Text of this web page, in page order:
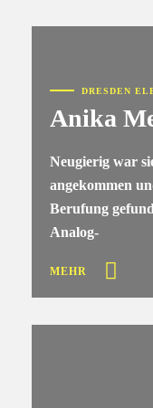
DRESDEN
Anika
Neugierig war
angekommen
Berufung
Analog-
MEHR